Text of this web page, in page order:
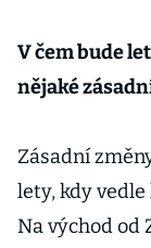
V čem bude
nějaké
Zásadní
lety, kdy
Na východ od